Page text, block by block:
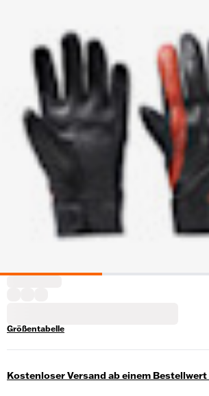
Größentabelle
Kostenloser Versand ab einem Bestellwert